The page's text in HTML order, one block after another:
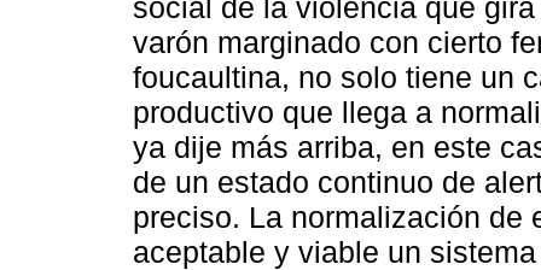
social de la violencia que
varón marginado con cierto
foucaultina, no solo tiene un
productivo que llega a
ya dije más arriba, en este
de un estado continuo de
preciso. La normalización de
aceptable y viable un